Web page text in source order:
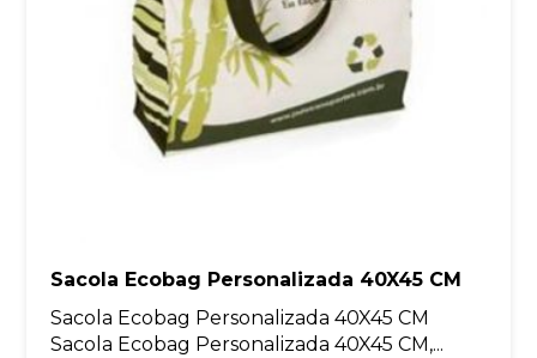
Sacola Ecobag Personalizada 40X45 CM
Sacola Ecobag Personalizada 40X45 CM
Sacola Ecobag Personalizada 40X45 CM,...